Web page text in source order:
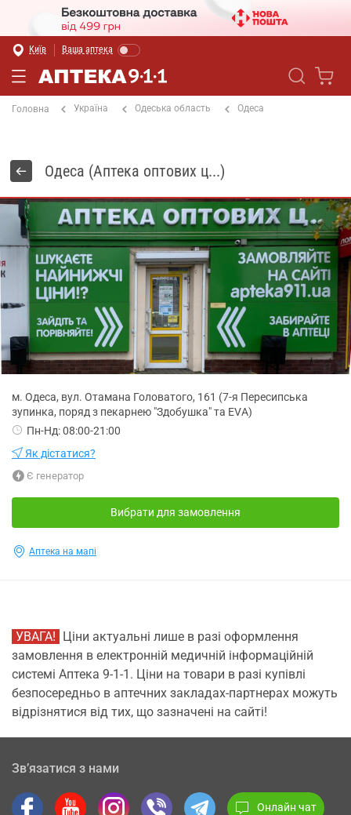
Київ Ваша аптека
Головна Україна Одеська область Одеса
Одеса (Аптека оптових ц...)
м. Одеса, вул. Отамана Головатого, 161 (7-я Пересипська
зупинка, поряд з пекарнею "Здобушка" та ЕVА)
Пн-Нд: 08:00-21:00
Як дістатися?
Є генератор
Вибрати для замовлення
Аптека на мапі
УВАГА! Ціни актуальні лише в разі оформлення
замовлення в електронній медичній інформаційній
системі Аптека 9-1-1. Ціни на товари в разі купівлі
безпосередньо в аптечних закладах-партнерах можуть
відрізнятися від тих, що зазначені на сайті!
Зв’язатися з нами
Онлайн чат